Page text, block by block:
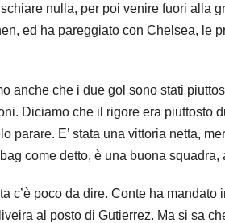
nulla, per poi venire fuori alla
ed ha pareggiato con Chelsea, le
anche che i due gol sono stati
Diciamo che il rigore era piuttosto
parare. E’ stata una vittoria netta,
come detto, è una buona
c’è poco da dire. Conte ha
al posto di Gutierrez. Ma si sa